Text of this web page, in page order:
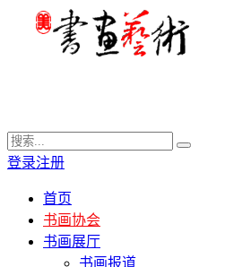
登录注册
首页
书画协会
书画展厅
书画报道